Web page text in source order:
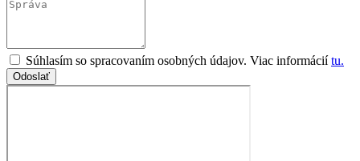
Súhlasím so spracovaním osobných údajov. Viac informáciítu.
Odoslať